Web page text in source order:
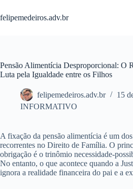
para
o
felipemedeiros.adv.br
Pensão Alimentícia Desproporcional: O
Luta pela Igualdade entre os Filhos
felipemedeiros.adv.br
15
INFORMATIVO
A fixação da pensão alimentícia é um
recorrentes no Direito de Família. O
obrigação é o trinômio necessidade-
No entanto, o que acontece quando a
ignora a realidade financeira do pai e a